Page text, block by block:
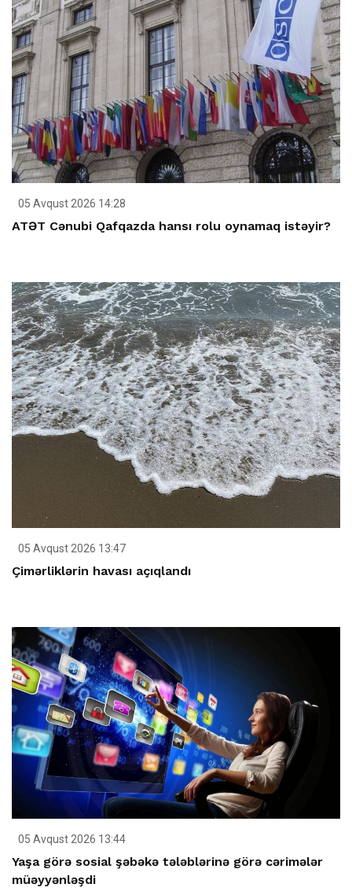
05 Avqust 2026 14:28
ATƏT Cənubi Qafqazda hansı rolu oynamaq istəyir?
05 Avqust 2026 13:47
Çimərliklərin havası açıqlandı
05 Avqust 2026 13:44
Yaşa görə sosial şəbəkə tələblərinə görə cərimələr
müəyyənləşdi